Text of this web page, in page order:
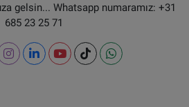
gelsin... Whatsapp numaramız: +31
685 23 25 71